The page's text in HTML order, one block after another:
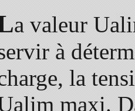
a valeur
à
la
maxi.